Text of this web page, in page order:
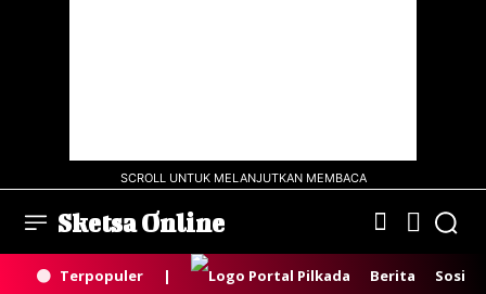
SCROLL UNTUK MELANJUTKAN MEMBACA
Sketsa Online
Terpopuler | Berita Sosial